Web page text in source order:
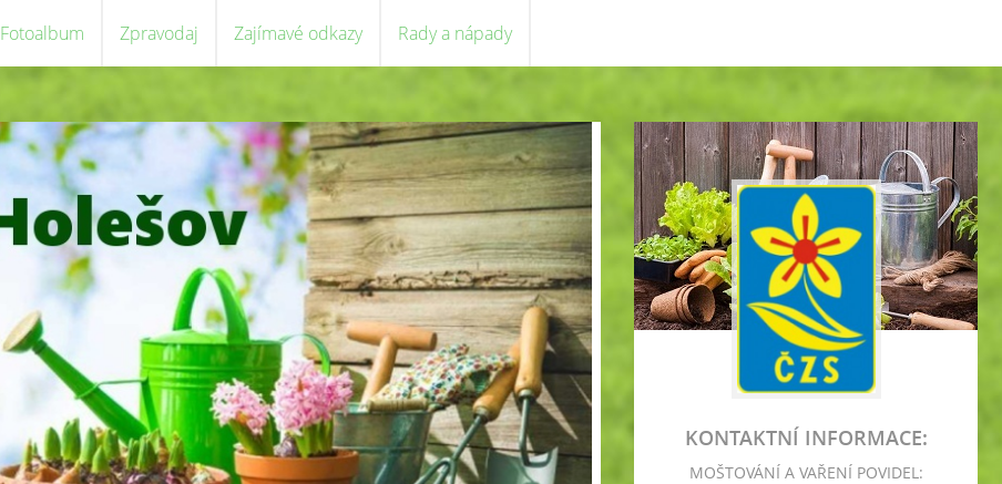
Fotoalbum Zpravodaj Zajímavé odkazy Rady a nápady
KONTAKTNÍ INFORMACE:
MOŠTOVÁNÍ A VAŘENÍ POVIDEL: